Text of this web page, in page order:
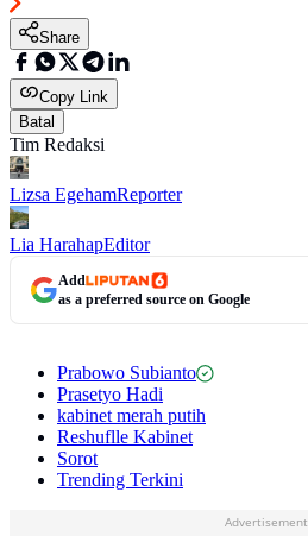
Share
Copy Link
Batal
Tim Redaksi
Lizsa EgehamReporter
Lia HarahapEditor
Add
as a preferred source on Google
Prabowo Subianto
Prasetyo Hadi
kabinet merah putih
Reshuflle Kabinet
Sorot
Trending Terkini
Advertisement